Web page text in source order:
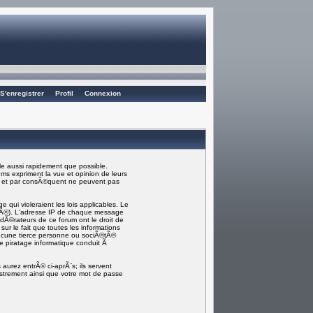
S'enregistrer Profil Connexion
aussi rapidement que possible.
expriment la vue et opinion de leurs
par consÃ©quent ne peuvent pas
qui violeraient les lois applicables. Le
L'adresse IP de chaque message
de ce forum ont le droit de
le fait que toutes les informations
tierce personne ou sociÃ©tÃ©
piratage informatique conduit Ã
entrÃ© ci-aprÃ¨s; ils servent
ainsi que votre mot de passe